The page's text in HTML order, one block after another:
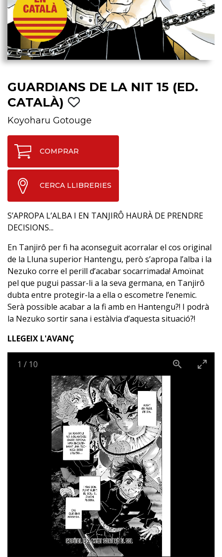
GUARDIANS DE LA NIT 15 (ED.
CATALÀ)
Koyoharu Gotouge
COMPRAR
CERCA LLIBRERIES
S’APROPA L’ALBA I EN TANJIRÔ HAURÀ DE PRENDRE
DECISIONS...
En Tanjirô per fi ha aconseguit acorralar el cos original
de la Lluna superior Hantengu, però s’apropa l’alba i la
Nezuko corre el perill d’acabar socarrimada! Amoïnat
pel que pugui passar-li a la seva germana, en Tanjirô
dubta entre protegir-la a ella o escometre l’enemic.
Serà possible acabar a la fi amb en Hantengu?! I podrà
la Nezuko sortir sana i estàlvia d’aquesta situació?!
LLEGEIX L'AVANÇ
1 / 10